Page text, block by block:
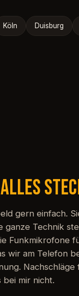
Köln Duisburg
gern einfach.
ganze Technik
Funkmikrofone
wir am Telefon
mir nicht.